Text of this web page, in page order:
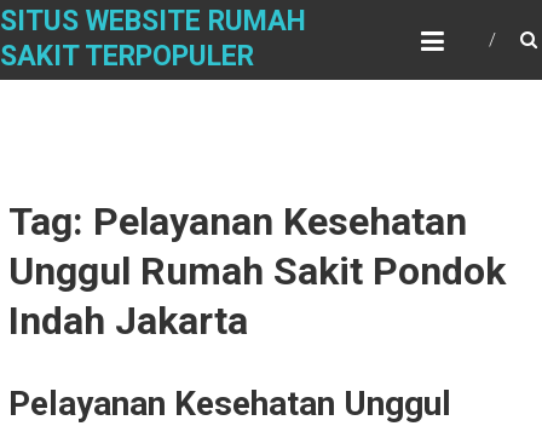
Skip
content
SITUS WEBSITE RUMAH
SAKIT TERPOPULER
Tag: Pelayanan Kesehatan
Unggul Rumah Sakit Pondok
Indah Jakarta
Pelayanan Kesehatan Unggul